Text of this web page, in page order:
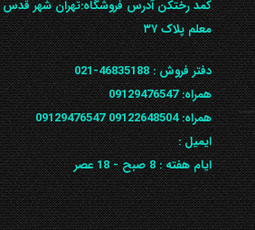
کمد رختکن آدرس ف‍روشگاه:تهران شهر قدس
معلم پلاک ۳۷
دفتر فروش :46835188-021
همراه:09129476547
همراه: 09122648504
09129476547
ایمیل :
ایام هفته :8 صبح - 18 عصر